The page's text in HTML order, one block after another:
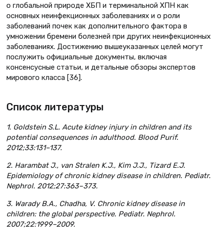
о глобальной природе ХБП и терминальной ХПН как
основных неинфекционных заболеваниях и о роли
заболеваний почек как дополнительного фактора в
умножении бремени болезней при других неинфекционных
заболеваниях. Достижению вышеуказанных целей могут
послужить официальные документы, включая
консенсусные статьи, и детальные обзоры экспертов
мирового класса [36].
Список литературы
1. Goldstein S.L. Acute kidney injury in children and its
potential consequences in adulthood. Blood Purif.
2012;33:131–137.
2. Harambat J., van Stralen K.J., Kim J.J., Tizard E.J.
Epidemiology of chronic kidney disease in children. Pediatr.
Nephrol. 2012;27:363–373.
3. Warady B.A., Chadha, V. Chronic kidney disease in
children: the global perspective. Pediatr. Nephrol.
2007;22:1999–2009.